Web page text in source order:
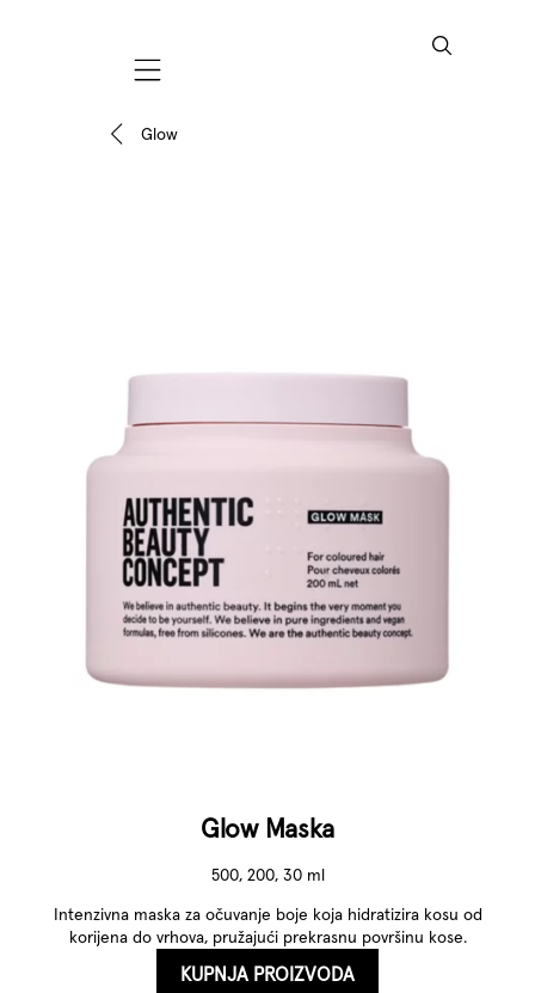
Mobile navigation
Glow
Glow Maska
500, 200, 30 ml
Intenzivna maska ​​za očuvanje boje koja hidratizira kosu od
korijena do vrhova, pružajući prekrasnu površinu kose.
KUPNJA PROIZVODA